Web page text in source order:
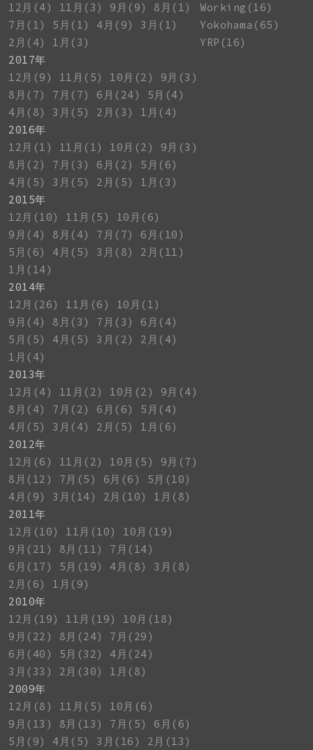
12月(4)
11月(3) 9月(9)
8月(1)
7月(1)
5月(1) 4月(9)
3月(1)
2月(4)
1月(3)
2017年
12月(9)
11月(5) 10月(2)
9月(3)
8月(7)
7月(7) 6月(24)
5月(4)
4月(8)
3月(5) 2月(3)
1月(4)
2016年
12月(1)
11月(1) 10月(2)
9月(3)
8月(2)
7月(3) 6月(2)
5月(6)
4月(5)
3月(5) 2月(5)
1月(3)
2015年
12月(10)
11月(5)
10月(6)
9月(4)
8月(4) 7月(7)
6月(10)
5月(6)
4月(5) 3月(8)
2月(11)
1月(14)
2014年
12月(26)
11月(6)
10月(1)
9月(4)
8月(3) 7月(3)
6月(4)
5月(5)
4月(5) 3月(2)
2月(4)
1月(4)
2013年
12月(4)
11月(2) 10月(2)
9月(4)
8月(4)
7月(2) 6月(6)
5月(4)
4月(5)
3月(4) 2月(5)
1月(6)
2012年
12月(6)
11月(2) 10月(5)
9月(7)
8月(12)
7月(5) 6月(6)
5月(10)
4月(9)
3月(14) 2月(10)
1月(8)
2011年
12月(10)
11月(10)
10月(19)
9月(21)
8月(11)
7月(14)
6月(17)
5月(19) 4月(8)
3月(8)
2月(6)
1月(9)
2010年
12月(19)
11月(19)
10月(18)
9月(22)
8月(24)
7月(29)
6月(40)
5月(32)
4月(24)
3月(33)
2月(30)
1月(8)
2009年
12月(8)
11月(5)
10月(6)
9月(13)
8月(13) 7月(5)
6月(6)
5月(9)
4月(5) 3月(16)
2月(13)
Working(16)
Yokohama(65)
YRP(16)